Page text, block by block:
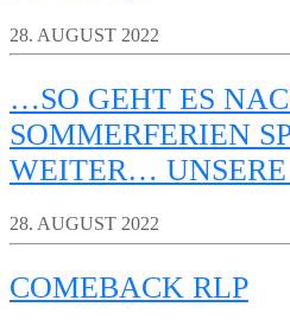
28. AUGUST 2022
…SO GEHT ES
SOMMERFERIEN
WEITER… UNSERE
28. AUGUST 2022
COMEBACK RLP